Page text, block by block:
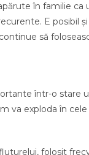
în familie ca
E posibil
să
într-o stare
va exploda în
folosit